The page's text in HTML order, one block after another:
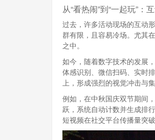
从“看热闹”到“一起玩”：
过去，许多活动现场的互动
群有限，且容易冷场。尤其
之中。
如今，随着数字技术的发展
体感识别、微信扫码、实时
上，形成强烈的视觉冲击与集
例如，在中秋国庆双节期间
跃，系统自动计数并生成排
短视频在社交平台传播量突